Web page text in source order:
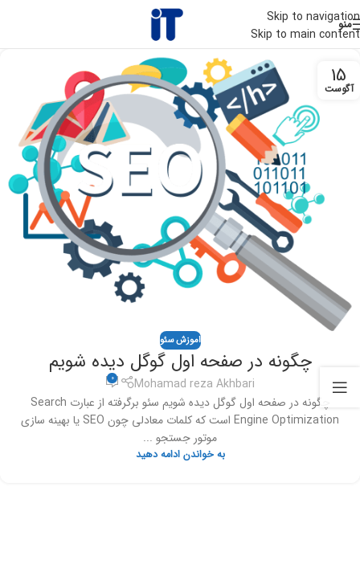
Skip to navigation
Skip to main content
منو
15
آگوست
اموزش سئو
چگونه در صفحه اول گوگل دیده شویم
Mohamad reza Akhbari
0
چگونه در صفحه اول گوگل دیده شویم سئو برگرفته از عبارت Search
Engine Optimization است که کلمات معادلی چون SEO یا بهینه سازی
موتور جستجو ...
به خواندن ادامه دهید